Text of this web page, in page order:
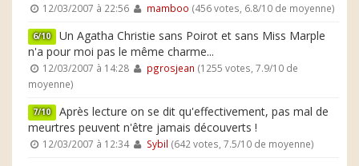
12/03/2007 à 22:56 mamboo (456 votes, 6.8/10 de moyenne)
6/10 Un Agatha Christie sans Poirot et sans Miss Marple
n'a pour moi pas le même charme...
12/03/2007 à 14:28 pgrosjean (1255 votes, 7.9/10 de
moyenne)
7/10 Après lecture on se dit qu'effectivement, pas mal de
meurtres peuvent n'être jamais découverts !
12/03/2007 à 12:34 Sybil (642 votes, 7.5/10 de moyenne)